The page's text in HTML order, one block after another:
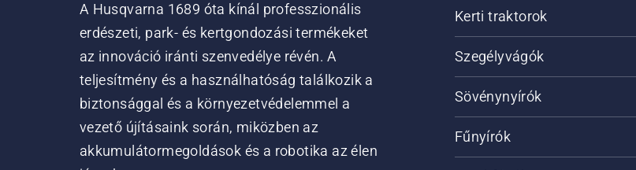
A Husqvarna 1689 óta kínál professzionális
erdészeti, park- és kertgondozási termékeket
az innováció iránti szenvedélye révén. A
teljesítmény és a használhatóság találkozik a
biztonsággal és a környezetvédelemmel a
vezető újításaink során, miközben az
akkumulátormegoldások és a robotika az élen
Kerti traktorok
Szegélyvágók
Sövénynyírók
Fűnyírók